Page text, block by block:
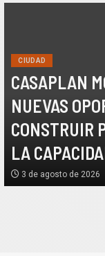
CIUDAD
NUEVAS
CIUDAD
CASAPLAN
NUEVAS
CONSTRUIR
LA
3 de agosto de 2026